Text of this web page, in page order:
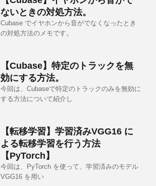
ないときの対処方法。
Cubase でイヤホンから音がでなくなったとき
の対処方法のメモです。
【Cubase】特定のトラックを無
効にする方法。
今回は、Cubaseで特定のトラックのみを無効に
する方法について紹介し
【転移学習】学習済みVGG16 に
よる転移学習を行う方法
【PyTorch】
今回は、PyTorch を使って、学習済みのモデル
VGG16 を用い